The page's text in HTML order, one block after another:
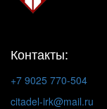
Контакты:
+7 9025 770-504
citadel-irk@mail.ru